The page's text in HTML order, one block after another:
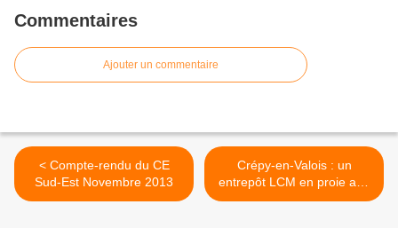
Commentaires
Ajouter un commentaire
< Compte-rendu du CE
Sud-Est Novembre 2013
Crépy-en-Valois : un
entrepôt LCM en proie aux
flammes >